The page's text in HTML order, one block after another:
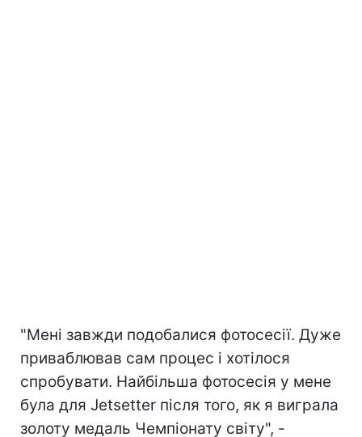
"Мені завжди подобалися фотосесії. Дуже
приваблював сам процес і хотілося
спробувати. Найбільша фотосесія у мене
була для Jetsetter після того, як я виграла
золоту медаль Чемпіонату світу", -